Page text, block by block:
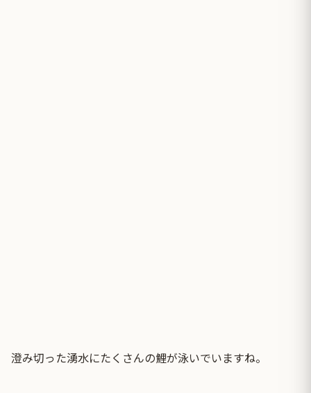
澄み切った湧水にたくさんの鯉が泳いでいますね。